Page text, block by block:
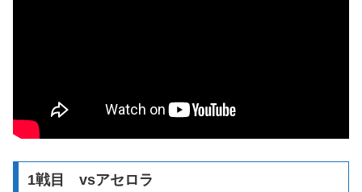
1戦目 vsアセロラ